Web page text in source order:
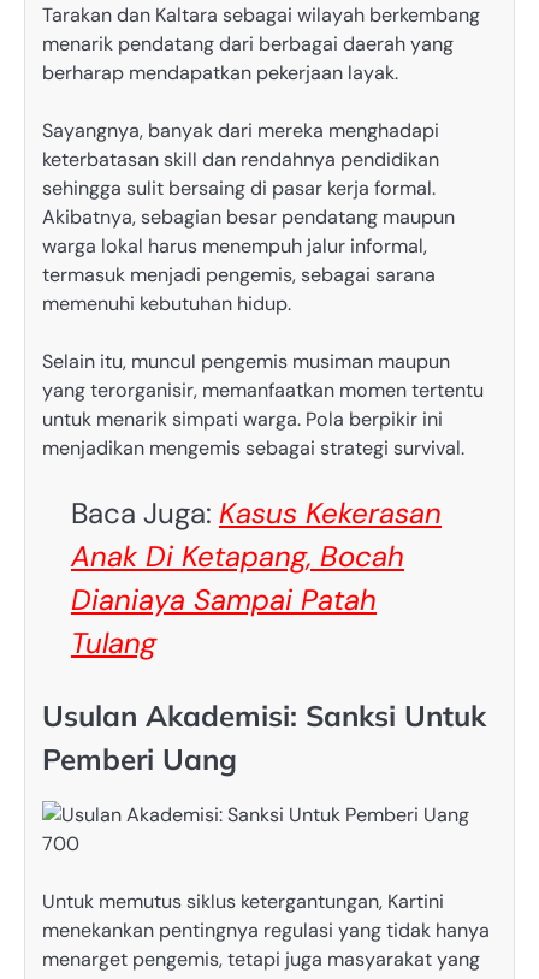
Tarakan dan Kaltara sebagai wilayah berkembang
menarik pendatang dari berbagai daerah yang
berharap mendapatkan pekerjaan layak.
Sayangnya, banyak dari mereka menghadapi
keterbatasan skill dan rendahnya pendidikan
sehingga sulit bersaing di pasar kerja formal.
Akibatnya, sebagian besar pendatang maupun
warga lokal harus menempuh jalur informal,
termasuk menjadi pengemis, sebagai sarana
memenuhi kebutuhan hidup.
Selain itu, muncul pengemis musiman maupun
yang terorganisir, memanfaatkan momen tertentu
untuk menarik simpati warga. Pola berpikir ini
menjadikan mengemis sebagai strategi survival.
Baca Juga: Kasus Kekerasan
Anak Di Ketapang, Bocah
Dianiaya Sampai Patah
Tulang
Usulan Akademisi: Sanksi Untuk
Pemberi Uang
Untuk memutus siklus ketergantungan, Kartini
menekankan pentingnya regulasi yang tidak hanya
menarget pengemis, tetapi juga masyarakat yang